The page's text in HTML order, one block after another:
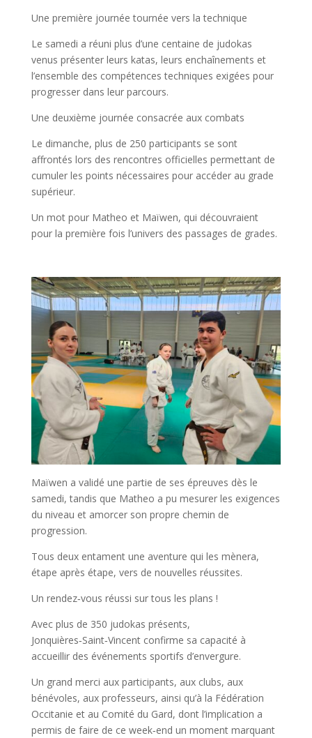
Une première journée tournée vers la technique
Le samedi a réuni plus d’une centaine de judokas
venus présenter leurs katas, leurs enchaînements et
l’ensemble des compétences techniques exigées pour
progresser dans leur parcours.
Une deuxième journée consacrée aux combats
Le dimanche, plus de 250 participants se sont
affrontés lors des rencontres officielles permettant de
cumuler les points nécessaires pour accéder au grade
supérieur.
Un mot pour Matheo et Maïwen, qui découvraient
pour la première fois l’univers des passages de grades.
Maïwen a validé une partie de ses épreuves dès le
samedi, tandis que Matheo a pu mesurer les exigences
du niveau et amorcer son propre chemin de
progression.
Tous deux entament une aventure qui les mènera,
étape après étape, vers de nouvelles réussites.
Un rendez‑vous réussi sur tous les plans !
Avec plus de 350 judokas présents,
Jonquières‑Saint‑Vincent confirme sa capacité à
accueillir des événements sportifs d’envergure.
Un grand merci aux participants, aux clubs, aux
bénévoles, aux professeurs, ainsi qu’à la Fédération
Occitanie et au Comité du Gard, dont l’implication a
permis de faire de ce week‑end un moment marquant